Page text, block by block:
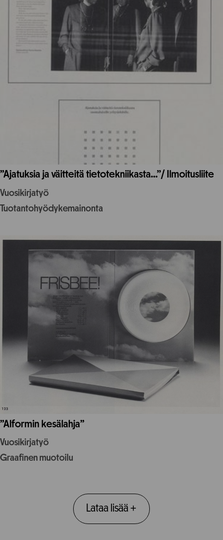
”Ajatuksia ja väitteitä tietotekniikasta…”/ Ilmoitusliite
Vuosikirjatyö
Tuotantohyödykemainonta
”Alformin kesälahja”
Vuosikirjatyö
Graafinen muotoilu
Lataa lisää+